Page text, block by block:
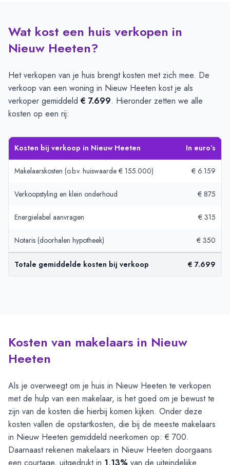
Wat kost een huis verkopen in
Nieuw Heeten?
Het verkopen van je huis brengt kosten met zich mee. De
verkoop van een woning in Nieuw Heeten kost je als
verkoper gemiddeld € 7.699. Hieronder zetten we alle
kosten op een rij:
Kosten bij verkoop in Nieuw Heeten In euro’s
Makelaarskosten (o.b.v. huiswaarde € 155.000) € 6.159
Verkoopstyling en klein onderhoud € 875
Energielabel aanvragen € 315
Notaris (doorhalen hypotheek) € 350
Totale gemiddelde kosten bij verkoop € 7.699
Kosten van makelaars in Nieuw
Heeten
Als je overweegt om je huis in Nieuw Heeten te verkopen
met de hulp van een makelaar, is het goed om je bewust te
zijn van de kosten die hierbij komen kijken. Onder deze
kosten vallen de opstartkosten, die bij de meeste makelaars
in Nieuw Heeten gemiddeld neerkomen op: € 700.
Daarnaast rekenen makelaars in Nieuw Heeten doorgaans